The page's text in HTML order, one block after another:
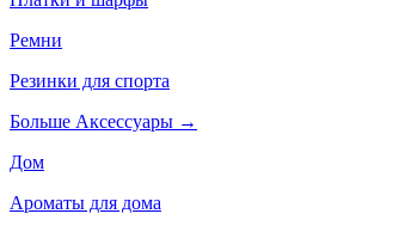
Ремни
Резинки для спорта
Больше Аксессуары →
Дом
Ароматы для дома